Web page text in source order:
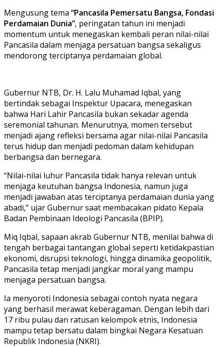
Mengusung tema “Pancasila Pemersatu Bangsa, Fondasi
Perdamaian Dunia”, peringatan tahun ini menjadi
momentum untuk menegaskan kembali peran nilai-nilai
Pancasila dalam menjaga persatuan bangsa sekaligus
mendorong terciptanya perdamaian global.
Gubernur NTB, Dr. H. Lalu Muhamad Iqbal, yang
bertindak sebagai Inspektur Upacara, menegaskan
bahwa Hari Lahir Pancasila bukan sekadar agenda
seremonial tahunan. Menurutnya, momen tersebut
menjadi ajang refleksi bersama agar nilai-nilai Pancasila
terus hidup dan menjadi pedoman dalam kehidupan
berbangsa dan bernegara.
“Nilai-nilai luhur Pancasila tidak hanya relevan untuk
menjaga keutuhan bangsa Indonesia, namun juga
menjadi jawaban atas terciptanya perdamaian dunia yang
abadi,” ujar Gubernur saat membacakan pidato Kepala
Badan Pembinaan Ideologi Pancasila (BPIP).
Miq Iqbal, sapaan akrab Gubernur NTB, menilai bahwa di
tengah berbagai tantangan global seperti ketidakpastian
ekonomi, disrupsi teknologi, hingga dinamika geopolitik,
Pancasila tetap menjadi jangkar moral yang mampu
menjaga persatuan bangsa.
Ia menyoroti Indonesia sebagai contoh nyata negara
yang berhasil merawat keberagaman. Dengan lebih dari
17 ribu pulau dan ratusan kelompok etnis, Indonesia
mampu tetap bersatu dalam bingkai Negara Kesatuan
Republik Indonesia (NKRI).